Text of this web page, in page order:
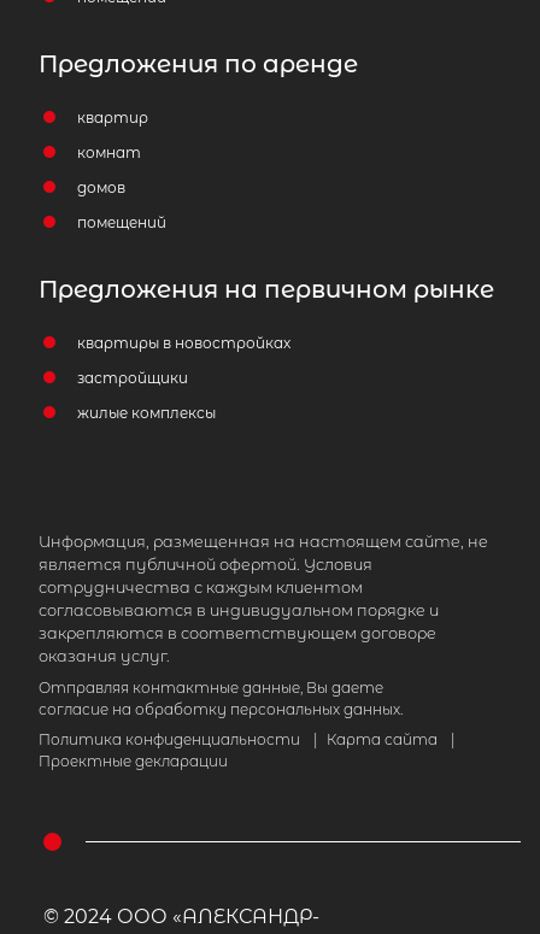
Предложения по аренде
квартир
комнат
домов
помещений
Предложения на первичном рынке
квартиры в новостройках
застройщики
жилые комплексы
Информация, размещенная на настоящем сайте, не
является публичной офертой. Условия
сотрудничества с каждым клиентом
согласовываются в индивидуальном порядке и
закрепляются в соответствующем договоре
оказания услуг.
Отправляя контактные данные, Вы даете
согласие на обработку персональных данных.
Политика конфиденциальности
Карта сайта
Проектные декларации
© 2024 ООО «АЛЕКСАНДР-